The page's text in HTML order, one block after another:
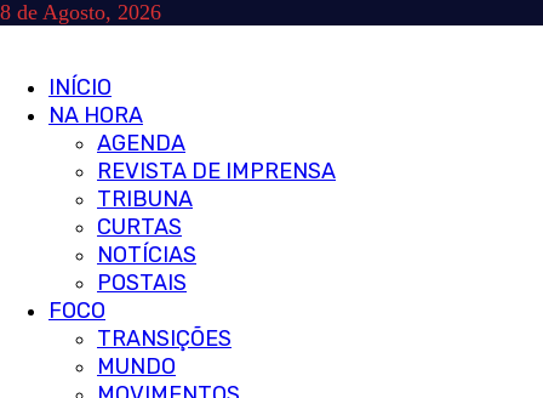
Skip
8 de Agosto, 2026
Primary
Menu
INÍCIO
NA HORA
AGENDA
REVISTA DE IMPRENSA
TRIBUNA
CURTAS
NOTÍCIAS
POSTAIS
FOCO
TRANSIÇÕES
MUNDO